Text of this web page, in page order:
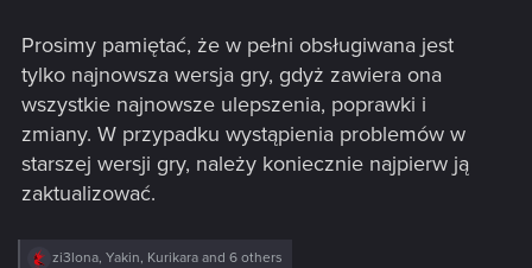
Prosimy pamiętać, że w pełni obsługiwana jest
tylko najnowsza wersja gry, gdyż zawiera ona
wszystkie najnowsze ulepszenia, poprawki i
zmiany. W przypadku wystąpienia problemów w
starszej wersji gry, należy koniecznie najpierw ją
zaktualizować.
R
zi3lona, Yakin, Kurikara and 6 others